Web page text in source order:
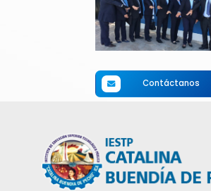
Contáctanos